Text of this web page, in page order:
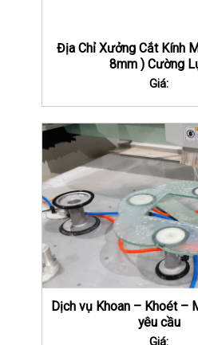
Địa Chỉ Xưởng Cắt Kính
8mm ) Cường
Giá:
Dịch vụ Khoan – Khoét –
yêu cầu